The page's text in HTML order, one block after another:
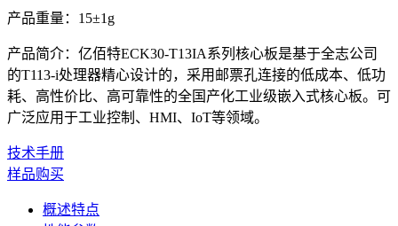
产品重量：15±1g
产品简介：亿佰特ECK30-T13IA系列核心板是基于全志公司
的T113-i处理器精心设计的，采用邮票孔连接的低成本、低功
耗、高性价比、高可靠性的全国产化工业级嵌入式核心板。可
广泛应用于工业控制、HMI、IoT等领域。
技术手册
样品购买
概述特点